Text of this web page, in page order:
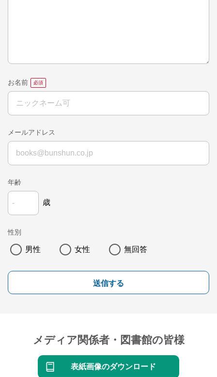
お名前
メールアドレス
年齢
歳
性別
男性 女性 無回答
送信する
メディア関係者・図書館の皆様
表紙画像のダウンロード